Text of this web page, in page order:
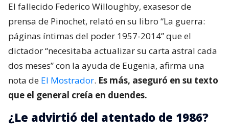
El fallecido Federico Willoughby, exasesor de
prensa de Pinochet, relató en su libro “La guerra:
páginas íntimas del poder 1957-2014” que el
dictador “necesitaba actualizar su carta astral cada
dos meses” con la ayuda de Eugenia, afirma una
nota de El Mostrador. Es más, aseguró en su texto
que el general creía en duendes.
¿Le advirtió del atentado de 1986?